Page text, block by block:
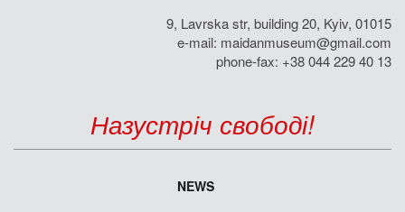
9, Lavrska str, building 20, Kyiv, 01015
e-mail: maidanmuseum@gmail.com
phone-fax: +38 044 229 40 13
Назустріч свободі!
NEWS